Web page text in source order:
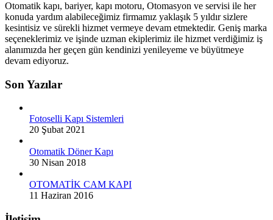
Otomatik kapı, bariyer, kapı motoru, Otomasyon ve servisi ile her
konuda yardım alabileceğimiz firmamız yaklaşık 5 yıldır sizlere
kesintisiz ve sürekli hizmet vermeye devam etmektedir. Geniş marka
seçeneklerimiz ve işinde uzman ekiplerimiz ile hizmet verdiğimiz iş
alanımızda her geçen gün kendinizi yenileyeme ve büyütmeye
devam ediyoruz.
Son Yazılar
Fotoselli Kapı Sistemleri
20 Şubat 2021
Otomatik Döner Kapı
30 Nisan 2018
OTOMATİK CAM KAPI
11 Haziran 2016